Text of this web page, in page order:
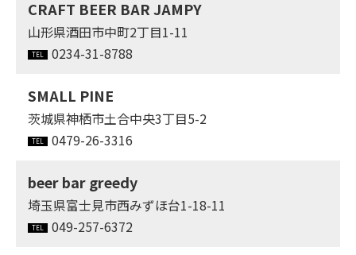
CRAFT BEER BAR JAMPY
山形県酒田市中町2丁目1-11
0234-31-8788
SMALL PINE
茨城県神栖市土合中央3丁目5-2
0479-26-3316
beer bar greedy
埼玉県富士見市西みずほ台1-18-11
049-257-6372